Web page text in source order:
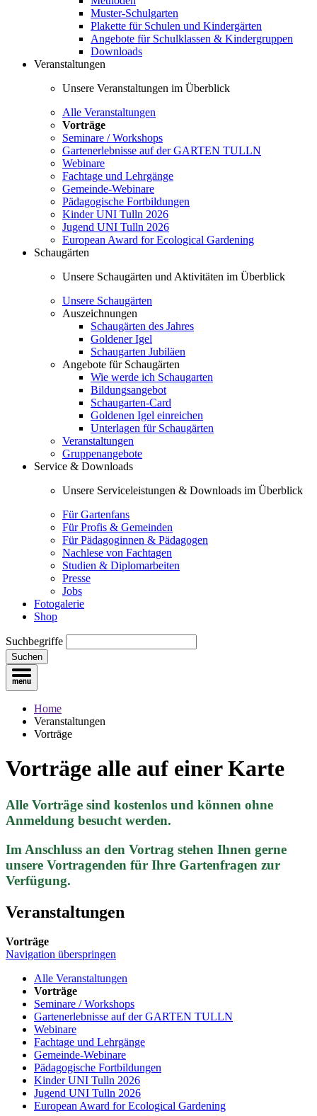
Muster-Schulgarten
Plakette für Schulen und Kindergärten
Angebote für Schulklassen & Kindergruppen
Downloads
Veranstaltungen
Unsere Veranstaltungen im Überblick
Alle Veranstaltungen
Vorträge
Seminare / Workshops
Gartenerlebnisse auf der GARTEN TULLN
Webinare
Fachtage und Lehrgänge
Gemeinde-Webinare
Pädagogische Fortbildungen
Kinder UNI Tulln 2026
Jugend UNI Tulln 2026
European Award for Ecological Gardening
Schaugärten
Unsere Schaugärten und Aktivitäten im Überblick
Unsere Schaugärten
Auszeichnungen
Schaugärten des Jahres
Goldener Igel
Schaugarten Jubiläen
Angebote für Schaugärten
Wie werde ich Schaugarten
Bildungsangebot
Schaugarten-Card
Goldenen Igel einreichen
Unterlagen für Schaugärten
Veranstaltungen
Gruppenangebote
Service & Downloads
Unsere Serviceleistungen & Downloads im Überblick
Für Gartenfans
Für Profis & Gemeinden
Für Pädagoginnen & Pädagogen
Nachlese von Fachtagen
Studien & Diplomarbeiten
Presse
Jobs
Fotogalerie
Shop
Suchbegriffe
Suchen
Home
Veranstaltungen
Vorträge
Vorträge alle auf einer Karte
Alle Vorträge sind kostenlos und können ohne
Anmeldung besucht werden.
Im Anschluss an den Vortrag stehen Ihnen gerne
unsere Vortragenden für Ihre Gartenfragen zur
Verfügung.
Veranstaltungen
Vorträge
Navigation überspringen
Alle Veranstaltungen
Vorträge
Seminare / Workshops
Gartenerlebnisse auf der GARTEN TULLN
Webinare
Fachtage und Lehrgänge
Gemeinde-Webinare
Pädagogische Fortbildungen
Kinder UNI Tulln 2026
Jugend UNI Tulln 2026
European Award for Ecological Gardening